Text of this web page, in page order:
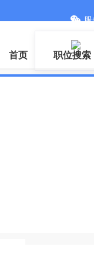
服
首页 职位搜索